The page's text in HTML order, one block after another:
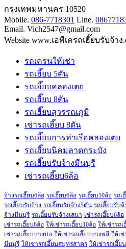
กรุงเทพมหานคร 10520
Mobile. 086-7718301 Line.
Email. Vich2547@gmail.com
Website www.เอพีเครถเฮี๊ยบรับจ้าง
รถเครนให้เช่า
รถเฮี๊ยบ 5ตัน
รถเฮี๊ยบคลองเตย
รถเฮี๊ยบ 8ตัน
รถเฮี๊ยบสุวรรณภูมิ
เช่ารถเฮี๊ยบ 8ตัน
รถเฮี๊ยบการท่าเรือคลองเตย
รถเฮี๊ยบนิคมลาดกระบัง
รถเฮี๊ยบรับจ้างมีนบุรี
เช่ารถเฮี๊ยบ6ล้อ
จ้างรถเฮี๊ยบ6ล้อ รถเฮี๊ยบ6ล้อ รถเฮี๊ยบ10ล้อ รถเ
รถเฮี๊ยบรับจ้าง รถเฮี๊ยบรับจ้าง5ตัน รถเฮี๊ยบรับจ้
จ้างมีนบุรี รถเฮี๊ยบรับจ้างเสนา เช่ารถเฮี๊ยบ6ล้อ
เช่ารถเฮี๊ยบ6ล้อ ให้เช่ารถเฮี๊ยบ10ล้อ ให้เช่ารถ
เช่ารถเฮี๊ยบบางบ่อ ให้เช่ารถเฮี๊ยบบางพลี ให้เช่
มีนบุรี ให้เช่ารถเฮี๊ยบสมุทรสาคร ให้เช่ารถเฮี๊ย